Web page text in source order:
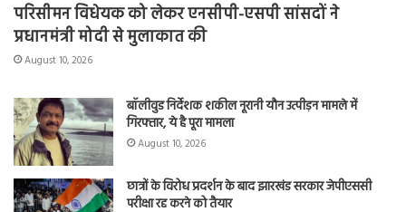
परिसीमन विधेयक को लेकर एनसीपी-एसपी सांसदों ने
प्रधानमंत्री मोदी से मुलाकात की
August 10, 2026
बॉलीवुड निर्देशक शकील नूरानी यौन उत्पीड़न मामले में
गिरफ्तार, ये है पूरा मामला
August 10, 2026
छात्रों के विरोध प्रदर्शन के बाद झारखंड सरकार जेपीएससी
परीक्षा रद्द करने को तैयार